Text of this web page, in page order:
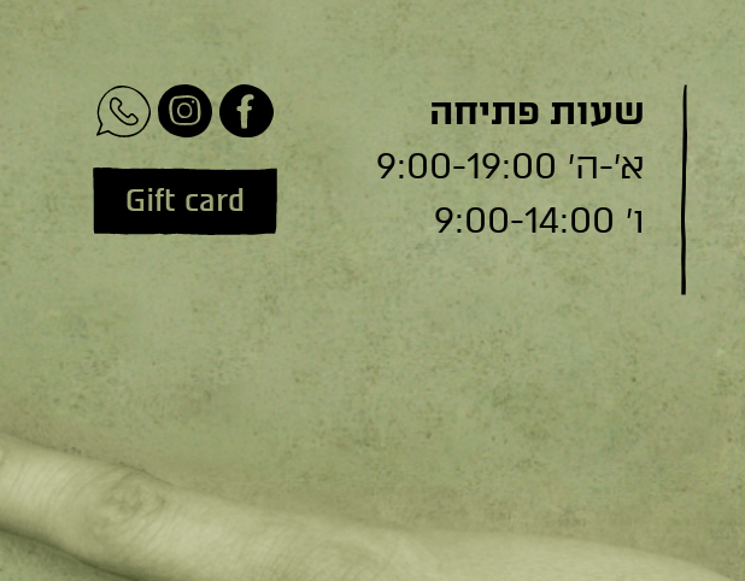
שעות פתיחה
א׳-ה׳ 9:00-19:00
ו׳ 9:00-14:00
Gift card